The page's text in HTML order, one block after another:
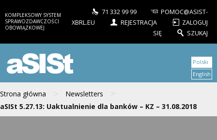
KOMPLEKSOWY SYSTEM
SPRAWOZDAWCZOŚCI
OBOWIĄZKOWEJ
71 332 99 99
POMOC@ASIST-
XBRL.EU
REJESTRACJA
ZALOGUJ
SIĘ
SZUKAJ
aSISt
Strona główna > Newsletters >
aSISt 5.27.13: Uaktualnienie dla banków – KZ – 31.08.2018
Polski
English